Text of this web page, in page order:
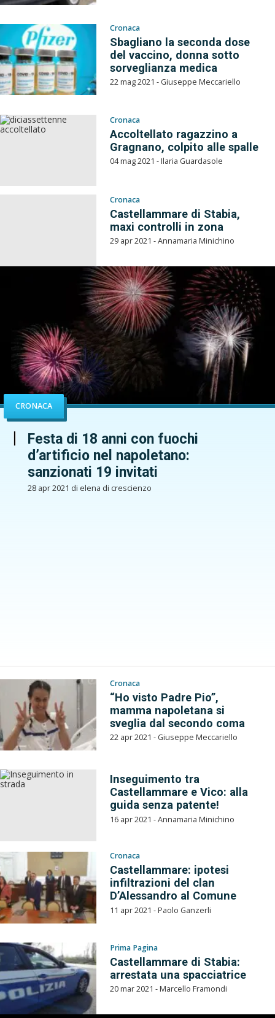
Cronaca
Sbagliano la seconda dose
del vaccino, donna sotto
sorveglianza medica
22 mag 2021 - Giuseppe Meccariello
Cronaca
Accoltellato ragazzino a
Gragnano, colpito alle spalle
04 mag 2021 - Ilaria Guardasole
Cronaca
Castellammare di Stabia,
maxi controlli in zona
29 apr 2021 - Annamaria Minichino
CRONACA
Festa di 18 anni con fuochi
d’artificio nel napoletano:
sanzionati 19 invitati
28 apr 2021 di elena di crescienzo
Cronaca
“Ho visto Padre Pio”,
mamma napoletana si
sveglia dal secondo coma
22 apr 2021 - Giuseppe Meccariello
Inseguimento tra
Castellammare e Vico: alla
guida senza patente!
16 apr 2021 - Annamaria Minichino
Cronaca
Castellammare: ipotesi
infiltrazioni del clan
D’Alessandro al Comune
11 apr 2021 - Paolo Ganzerli
Prima Pagina
Castellammare di Stabia:
arrestata una spacciatrice
20 mar 2021 - Marcello Framondi